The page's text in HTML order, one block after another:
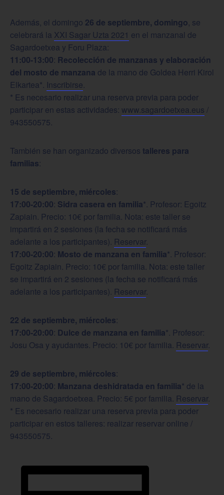
Además, el domingo 26 de septiembre, domingo, se
celebrará la XXI Sagar Uzta 2021 en el manzanal de
Sagardoetxea y Foru Plaza:
11:00-13:00: Recolección de manzanas y elaboración
del mosto de manzana de la mano de Goldea Herri Kirol
Elkartea*. Inscribirse.
* Es necesario realizar una reserva previa para poder
participar en estas actividades: www.sagardoetxea.eus /
943550575.
También se han organizado diversos talleres para
familias:
15 de septiembre, miércoles:
17:00-20:00: Sidra casera en familia*. Profesor: Egoitz
Zapiain. Precio: 10€ por familia. Nota: este taller se
impartirá en 2 sesiones (la fecha se notificará más
adelante a los participantes). Reservar.
17:00-20:00: Mosto de manzana en familia*. Profesor:
Egoitz Zapiain. Precio: 10€ por familia. Nota: este taller
se impartirá en 2 sesiones (la fecha se notificará más
adelante a los participantes). Reservar.
22 de septiembre, miércoles:
17:00-20:00: Dulce de manzana en familia*. Profesor:
Josu Osa y ayudantes. Precio: 10€ por familia. Reservar.
29 de septiembre, miércoles:
17:00-20:00: Manzana deshidratada en familia* de la
mano de Sagardoetxea. Precio: 5€ por familia. Reservar.
* Es necesario realizar una reserva previa para poder
participar en estos talleres: realizar reservar online /
943550575.